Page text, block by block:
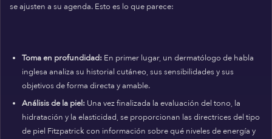
se ajusten a su agenda. Esto es lo que parece:
Toma en profundidad: En primer lugar, un dermatólogo de habla
inglesa analiza su historial cutáneo, sus sensibilidades y sus
objetivos de forma directa y amable.
Análisis de la piel:Una vez finalizada la evaluación del tono, la
hidratación y la elasticidad, se proporcionan las directrices del tipo
de piel Fitzpatrick con información sobre qué niveles de energía y